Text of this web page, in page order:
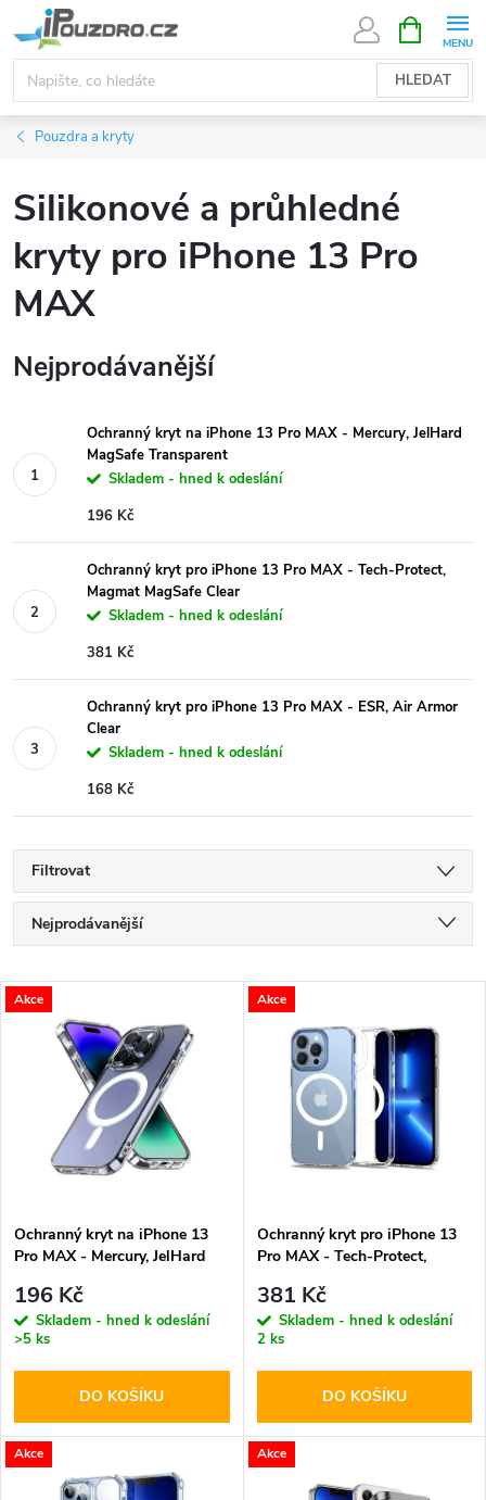
na
obsah
HLEDAT
NÁKUPNÍ
KOŠÍK
Pouzdra a kryty
Silikonové a průhledné
kryty pro iPhone 13 Pro
MAX
Nejprodávanější
Ochranný kryt na iPhone 13 Pro MAX - Mercury, JelHard
MagSafe Transparent
Skladem - hned k odeslání
196 Kč
Ochranný kryt pro iPhone 13 Pro MAX - Tech-Protect,
Magmat MagSafe Clear
Skladem - hned k odeslání
381 Kč
Ochranný kryt pro iPhone 13 Pro MAX - ESR, Air Armor
Clear
Skladem - hned k odeslání
168 Kč
Filtrovat
Ř
a
p
r
o
d
u
Nejprodávanější
Nejdražší
Abecedně
V
s
p
r
o
d
Akce
Ochranný kryt na iPhone 13
Pro MAX - Mercury, JelHard
196 Kč
Skladem - hned k odeslání
>5 ks
DO KOŠÍKU
Akce
Ochranný kryt pro iPhone 13
Pro MAX - Tech-Protect,
381 Kč
Skladem - hned k odeslání
2 ks
DO KOŠÍKU
Akce Akce